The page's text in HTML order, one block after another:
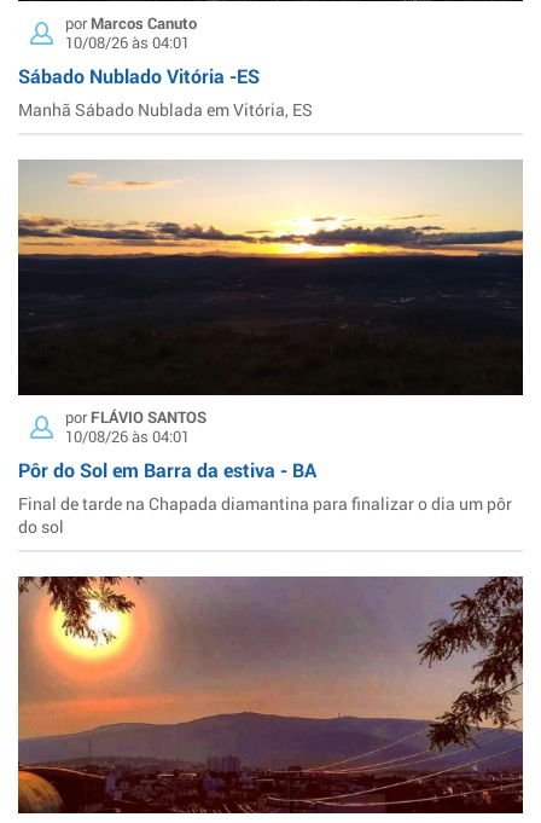
porMarcos Canuto
10/08/26 às 04:01
Sábado Nublado Vitória -ES
Manhã Sábado Nublada em Vitória, ES
porFLÁVIO SANTOS
10/08/26 às 04:01
Pôr do Sol em Barra da estiva - BA
Final de tarde na Chapada diamantina para finalizar o dia um pôr
do sol